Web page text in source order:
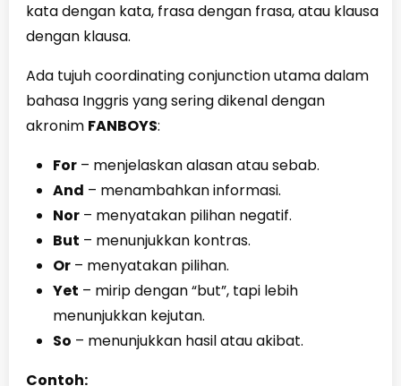
kata dengan kata, frasa dengan frasa, atau klausa
dengan klausa.
Ada tujuh coordinating conjunction utama dalam
bahasa Inggris yang sering dikenal dengan
akronim FANBOYS:
For– menjelaskan alasan atau sebab.
And – menambahkan informasi.
Nor– menyatakan pilihan negatif.
But – menunjukkan kontras.
Or– menyatakan pilihan.
Yet – mirip dengan “but”, tapi lebih
menunjukkan kejutan.
So – menunjukkan hasil atau akibat.
Contoh: